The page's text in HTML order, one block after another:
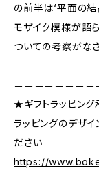
の前半は‘平面の結
モザイク模様が語
ついての考察がな
＝＝＝＝＝＝＝＝
★ギフトラッピン
ラッピングのデザ
ださい
https://